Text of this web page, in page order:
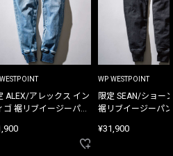
ALEX/アレックス イン
ゴ 裾リブイージーパン
WP WESTPOINT
限定 SEAN/ショー
裾リブイージーパ
¥31,900